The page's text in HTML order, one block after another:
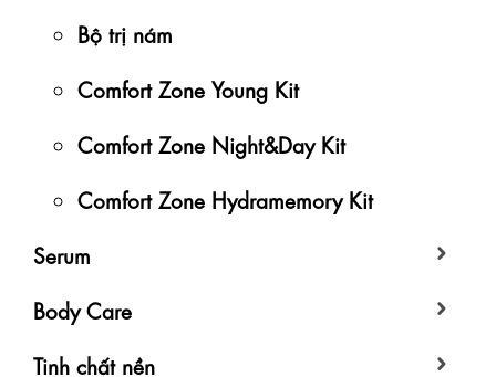
Bộ trị nám
Comfort Zone Young Kit
Comfort Zone Night&Day Kit
Comfort Zone Hydramemory Kit
Serum
Body Care
Tinh chất nền